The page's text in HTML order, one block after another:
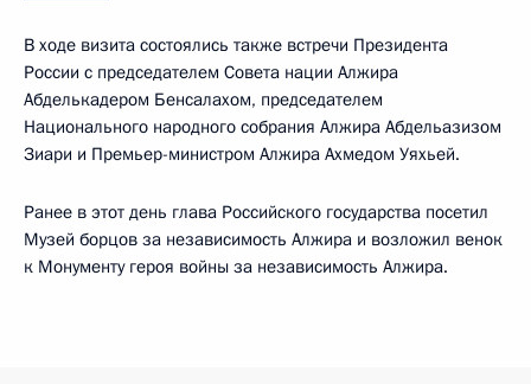
В ходе визита состоялись также встречи Президента
России с председателем Совета нации Алжира
Абделькадером Бенсалахом, председателем
Национального народного собрания Алжира Абдельазизом
Зиари и Премьер-министром Алжира Ахмедом Уяхьей.
Ранее в этот день глава Российского государства посетил
Музей борцов за независимость Алжира и возложил венок
к Монументу героя войны за независимость Алжира.